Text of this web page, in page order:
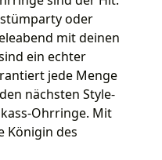
oder
mit deinen
ein echter
jede Menge
nächsten Style-
Ohrringe. Mit
Königin des